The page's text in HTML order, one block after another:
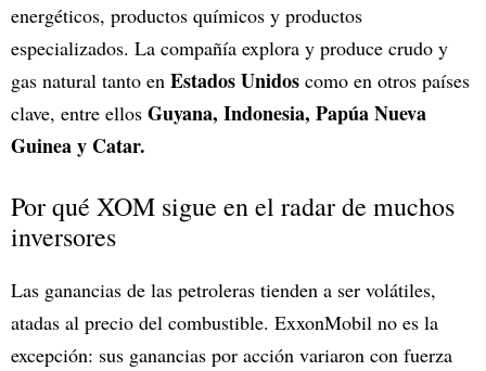
energéticos, productos químicos y productos
especializados. La compañía explora y produce crudo y
gas natural tanto en Estados Unidos como en otros países
clave, entre ellos Guyana, Indonesia, Papúa Nueva
Guinea y Catar.
Por qué XOM sigue en el radar de muchos
inversores
Las ganancias de las petroleras tienden a ser volátiles,
atadas al precio del combustible. ExxonMobil no es la
excepción: sus ganancias por acción variaron con fuerza